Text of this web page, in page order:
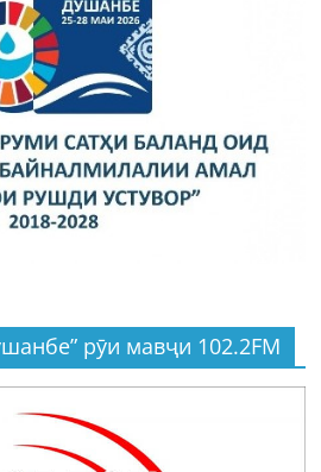
рӯи мавҷи 102.2FM